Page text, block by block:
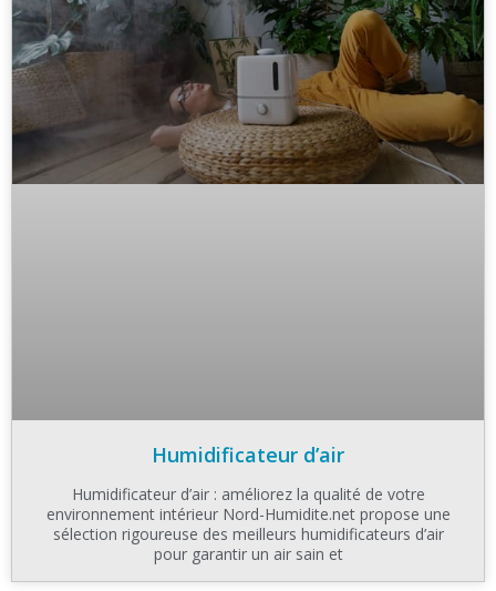
Humidificateur d’air
Humidificateur d’air : améliorez la qualité de votre
environnement intérieur Nord-Humidite.net propose une
sélection rigoureuse des meilleurs humidificateurs d’air
pour garantir un air sain et